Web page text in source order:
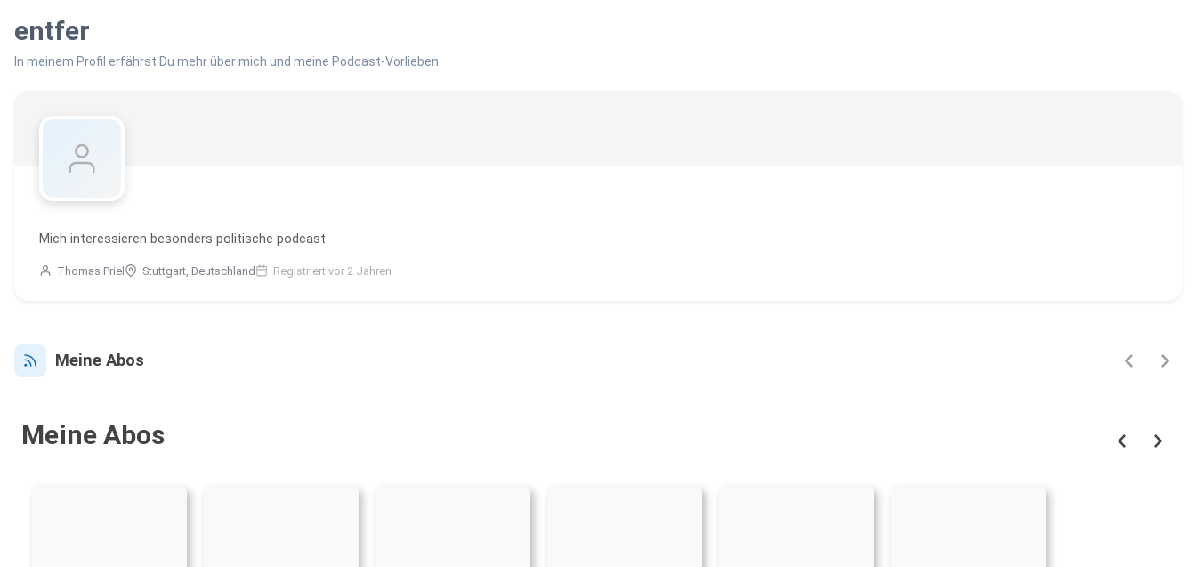
entfer
In meinem Profil erfährst Du mehr über mich und meine Podcast-Vorlieben.
Mich interessieren besonders politische podcast
Thomas Priel Stuttgart, Deutschland Registriert vor 2 Jahren
Meine Abos
Meine Abos